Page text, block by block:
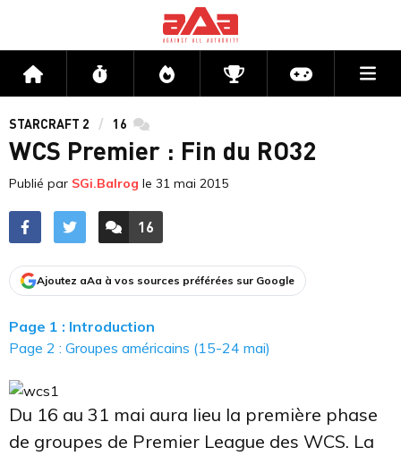
Accueil Flux Directs CompétitionsActu jeux
STARCRAFT 2 16 commentaires
WCS Premier : Fin du RO32
Publié par SGi.Balrog le 31 mai 2015
ACCÉDER AUX
16
COMMENTAIRES
Ajoutez aAa à vos sources préférées sur Google
Page 1 : Introduction
Page 2 : Groupes américains (15-24 mai)
Du 16 au 31 mai aura lieu la première phase
de groupes de Premier League des WCS. La